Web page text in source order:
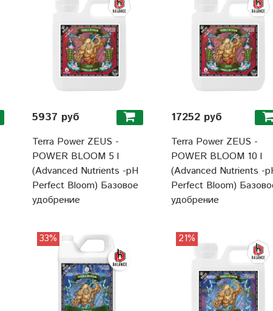
5937 руб
Terra Power ZEUS -
POWER BLOOM 5 l
(Advanced Nutrients -pH
Perfect Bloom) Базовое
удобрение
17252 руб
Terra Power ZEUS -
POWER BLOOM 10 l
(Advanced Nutrients -
Perfect Bloom)
удобрение
33% 21%